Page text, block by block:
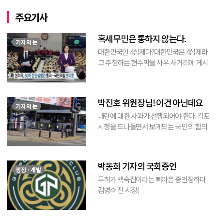
주요기사
기자의 눈 혹세무민은 통하지 않는다.
대한민국인 4심제다?대한민국은 4심제라
고 주장하는 현수막을 사우 사거리에 게시
민(惑...
기자의 눈 박진호 위원장님! 이건 아닌데요
내란에 대한 사과가 선행되어야 한다. 김포
시청을 드나들면서 보게되는 국민의 힘의
이 하...
행정 · 개발 박동희 기자의 국회증언
무허가 백숙집이라는 뼈아픈 증언장하다
김병수 전 시장(